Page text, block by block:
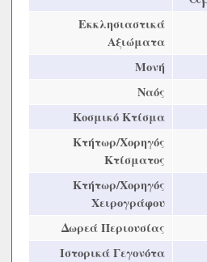
Εκκλησιαστικά
Αξιώματα
Μονή
Ναός
Κοσμικό Κτίσμα
Κτήτωρ/Χορηγός
Κτίσματος
Κτήτωρ/Χορηγός
Χειρογράφου
Δωρεά Περιουσίας
Ιστορικά Γεγονότα